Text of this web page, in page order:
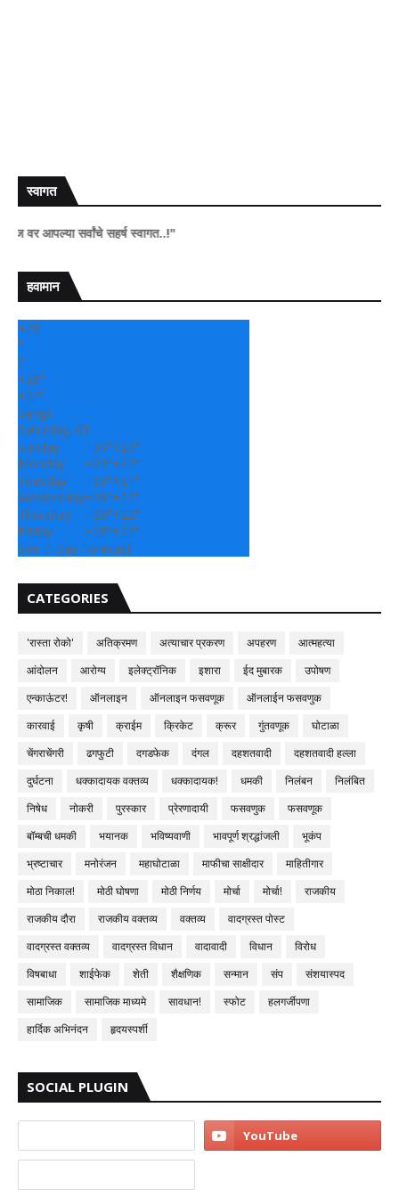
स्वागत
सर्वांचे सहर्ष स्वागत..!"
हवामान
+28
°
C
+29°
+22°
Sangli
Saturday, 08
Sunday
+30°+23°
Monday
+29°+22°
Tuesday
+29°+21°
Wednesday+28°+22°
Thursday
+29°+22°
Friday
+28°+22°
See 7-Day Forecast
CATEGORIES
'रास्ता रोको' अतिक्रमण अत्याचार प्रकरण अपहरण
आत्महत्या
आंदोलन
आरोग्य इलेक्ट्रॉनिक इशारा ईद मुबारक
उपोषण
एन्काऊंटर!
ऑनलाइन ऑनलाइन फसवणूक
ऑनलाईन फसवणुक
कारवाई
कृषी क्राईम क्रिकेट क्रूर गुंतवणूक
घोटाळा
चेंगराचेंगरी
ढगफुटी दगडफेक दंगल दहशतवादी
दहशतवादी हल्ला
दुर्घटना
धक्कादायक वक्तव्य धक्कादायक! धमकी निलंबन
निलंबित
निषेध
नोकरी पुरस्कार प्रेरणादायी फसवणुक
फसवणूक
बॉम्बची धमकी
भयानक भविष्यवाणी भावपूर्ण श्रद्धांजली
भूकंप
भ्रष्टाचार
मनोरंजन महाघोटाळा माफीचा साक्षीदार
माहितीगार
मोठा निकाल!
मोठी घोषणा मोठी निर्णय मोर्चा मोर्चा!
राजकीय
राजकीय दौरा
राजकीय वक्तव्य वक्तव्य
वादग्रस्त पोस्ट
वादग्रस्त वक्तव्य
वादग्रस्त विधान वादावादी विधान
विरोध
विषबाधा
शाईफेक शेती शैक्षणिक सन्मान संप
संशयास्पद
सामाजिक
सामाजिक माध्यमे सावधान! स्फोट
हलगर्जीपणा
हार्दिक अभिनंदन
हृदयस्पर्शी
SOCIAL PLUGIN